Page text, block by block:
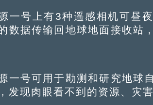
号上有3种遥感相机可昼夜
数据传输回地球地面接收站
号可用于勘测和研究地球自
发现肉眼看不到的资源、灾害